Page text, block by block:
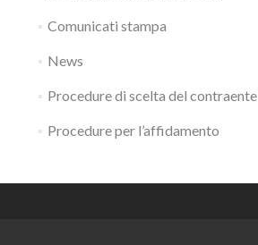
Comunicati stampa
News
Procedure di scelta del contraente
Procedure per l’affidamento